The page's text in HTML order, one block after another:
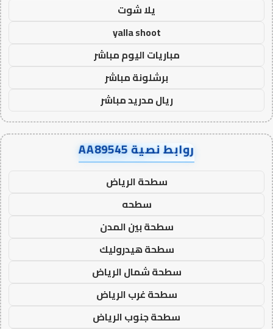
يلا شوت
yalla shoot
مباريات اليوم مباشر
برشلونة مباشر
ريال مدريد مباشر
روابط نصية AA89545
سطحة الرياض
سطحه
سطحة بين المدن
سطحة هيدروليك
سطحة شمال الرياض
سطحة غرب الرياض
سطحة جنوب الرياض